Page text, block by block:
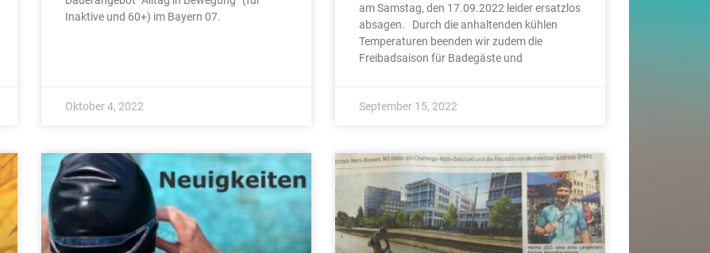
Inaktive und 60+) im Bayern 07.
Oktober 4, 2022
am Samstag, den 17.09.2022 leider ersatzlos
absagen. Durch die anhaltenden kühlen
Temperaturen beenden wir zudem die
Freibadsaison für Badegäste und
September 15, 2022